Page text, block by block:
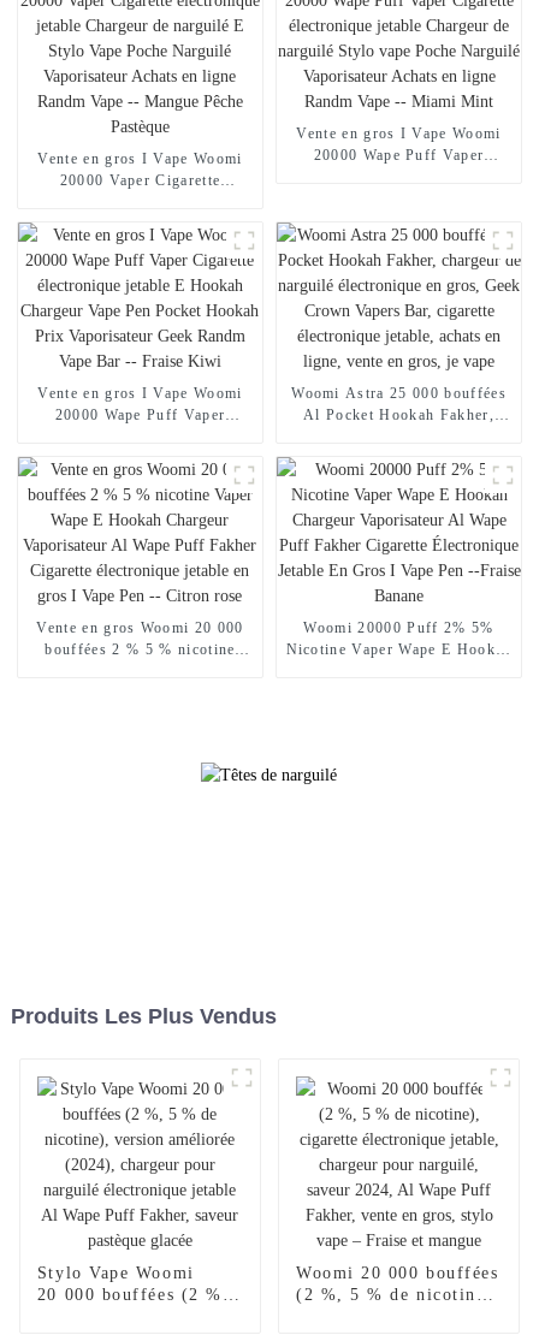
Vente en gros I Vape Woomi
20000 Vaper Cigarette
de narguilé E Stylo Vape Poche
Narguilé Vaporisateur Achats
en ligne Randm Vape --
Mangue Pêche Pastèque
Vente en gros I Vape Woomi
20000 Wape Puff Vaper
Vaporisateur Achats en ligne
Randm Vape -- Miami Mint
Vente en gros I Vape Woomi
20000 Wape Puff Vaper
Pocket Hookah Prix
Vaporisateur Geek Randm Vape
Bar -- Fraise Kiwi
Woomi Astra 25 000 bouffées
Al Pocket Hookah Fakher,
Crown Vapers Bar, cigarette
électronique jetable, achats en
ligne, vente en gros, je vape
Vente en gros Woomi 20 000
bouffées 2 % 5 % nicotine
Woomi 20000 Puff 2% 5%
Nicotine Vaper Wape E Hookah
Produits Les Plus Vendus
Stylo Vape Woomi
20 000 bouffées (2 %,
Woomi 20 000 bouffées
(2 %, 5 % de nicotine),